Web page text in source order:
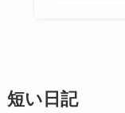
短い日記